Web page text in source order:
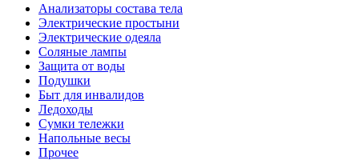
Анализаторы состава тела
Электрические простыни
Электрические одеяла
Соляные лампы
Защита от воды
Подушки
Быт для инвалидов
Ледоходы
Сумки тележки
Напольные весы
Прочее